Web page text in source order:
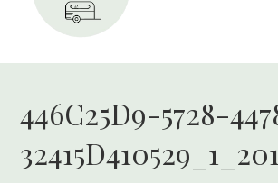
446C25D9-5728-